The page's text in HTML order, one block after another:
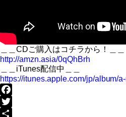
＿＿CDご購入はコチラから！＿＿
http://amzn.asia/0qQhBrh
＿＿iTunes配信中＿＿
https://itunes.apple.com/jp/album/
Facebook
Twitter